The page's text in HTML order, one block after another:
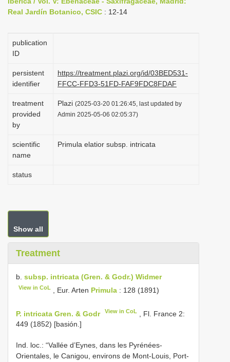
g
o
n
Real Jardín Botanico, CSIC : 12-14
publication
ID
persistent
identifier
https://treatment.plazi.org/id/03BED531-
FFCC-FFD3-51FD-FAF9FDC8FDAF
treatment
provided
by
Plazi (2025-03-20 01:26:45, last updated by
Admin 2025-05-06 02:05:37)
scientific
name
Primula elatior subsp. intricata
status
Show all
Treatment
b. subsp. intricata (Gren. & Godr.) Widmer
View in CoL , Eur. Arten Primula : 128 (1891)
P. intricata Gren. & Godr View in CoL
, Fl. France 2:
449 (1852) [basión.]
Ind. loc.: “Vallée d’Eynes, dans les Pyrénées-
Orientales, le Canigou, environs de Mont-Louis, Port-